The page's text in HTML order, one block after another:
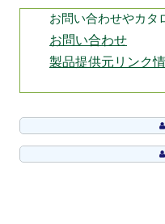
お問い合わせやカタ
お問い合わせ
製品提供元リンク